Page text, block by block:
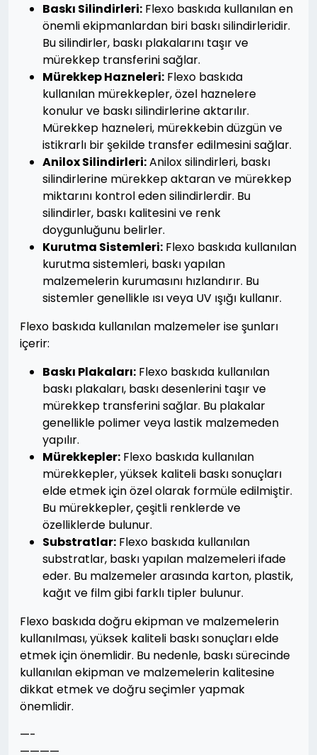
Baskı Silindirleri: Flexo baskıda kullanılan en
önemli ekipmanlardan biri baskı silindirleridir.
Bu silindirler, baskı plakalarını taşır ve
mürekkep transferini sağlar.
Mürekkep Hazneleri: Flexo baskıda
kullanılan mürekkepler, özel haznelere
konulur ve baskı silindirlerine aktarılır.
Mürekkep hazneleri, mürekkebin düzgün ve
istikrarlı bir şekilde transfer edilmesini sağlar.
Anilox Silindirleri:Anilox silindirleri, baskı
silindirlerine mürekkep aktaran ve mürekkep
miktarını kontrol eden silindirlerdir. Bu
silindirler, baskı kalitesini ve renk
doygunluğunu belirler.
Kurutma Sistemleri: Flexo baskıda kullanılan
kurutma sistemleri, baskı yapılan
malzemelerin kurumasını hızlandırır. Bu
sistemler genellikle ısı veya UV ışığı kullanır.
Flexo baskıda kullanılan malzemeler ise şunları
içerir:
Baskı Plakaları: Flexo baskıda kullanılan
baskı plakaları, baskı desenlerini taşır ve
mürekkep transferini sağlar. Bu plakalar
genellikle polimer veya lastik malzemeden
yapılır.
Mürekkepler: Flexo baskıda kullanılan
mürekkepler, yüksek kaliteli baskı sonuçları
elde etmek için özel olarak formüle edilmiştir.
Bu mürekkepler, çeşitli renklerde ve
özelliklerde bulunur.
Substratlar: Flexo baskıda kullanılan
substratlar, baskı yapılan malzemeleri ifade
eder. Bu malzemeler arasında karton, plastik,
kağıt ve film gibi farklı tipler bulunur.
Flexo baskıda doğru ekipman ve malzemelerin
kullanılması, yüksek kaliteli baskı sonuçları elde
etmek için önemlidir. Bu nedenle, baskı sürecinde
kullanılan ekipman ve malzemelerin kalitesine
dikkat etmek ve doğru seçimler yapmak
önemlidir.
—-